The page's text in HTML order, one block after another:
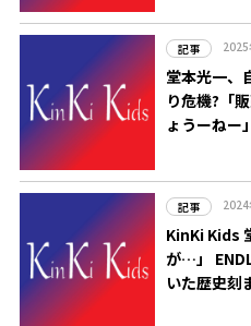
記事
堂本光一、
り危機?「
ょうーねー
記事
KinKi Kids
が…」
いた歴史刻